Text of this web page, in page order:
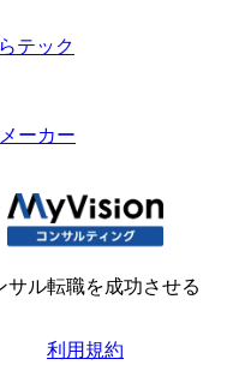
テック
ーカー
サル転職を成功させる
利用規約